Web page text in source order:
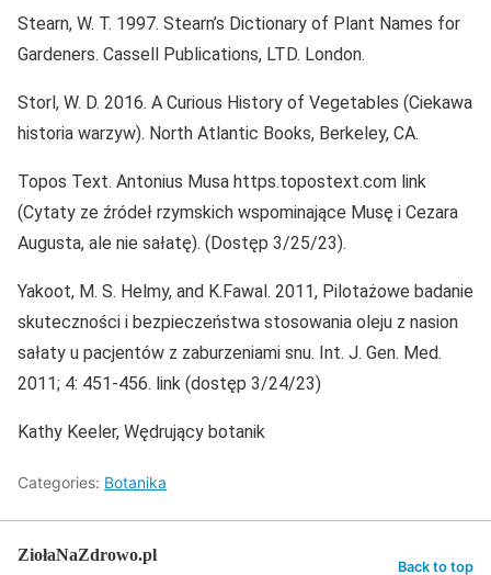
Stearn, W. T. 1997. Stearn’s Dictionary of Plant Names for
Gardeners. Cassell Publications, LTD. London.
Storl, W. D. 2016. A Curious History of Vegetables (Ciekawa
historia warzyw). North Atlantic Books, Berkeley, CA.
Topos Text. Antonius Musa https.topostext.com link
(Cytaty ze źródeł rzymskich wspominające Musę i Cezara
Augusta, ale nie sałatę). (Dostęp 3/25/23).
Yakoot, M. S. Helmy, and K.Fawal. 2011, Pilotażowe badanie
skuteczności i bezpieczeństwa stosowania oleju z nasion
sałaty u pacjentów z zaburzeniami snu. Int. J. Gen. Med.
2011; 4: 451-456. link (dostęp 3/24/23)
Kathy Keeler, Wędrujący botanik
Categories: Botanika
ZiołaNaZdrowo.pl
Back to top